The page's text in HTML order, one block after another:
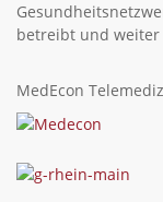
betreibt und weiter
MedEcon